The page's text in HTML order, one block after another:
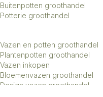
Buitenpotten groothandel
Potterie groothandel
Vazen en potten groothandel
Plantenpotten groothandel
Vazen inkopen
Bloemenvazen groothandel
Design vazen groothandel